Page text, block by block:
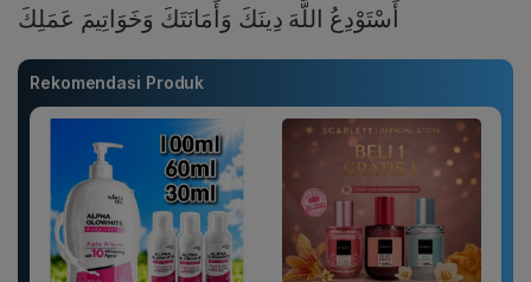
أَسْتَوْدِعُ اللَّهَ دِينَكَ وَأَمَانَتَكَ وَخَوَاتِيمَ عَمَلِكَ
Rekomendasi Produk